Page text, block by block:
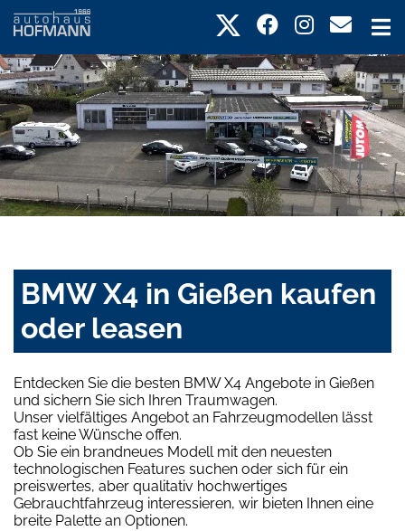
BMW X4 in Gießen kaufen
oder leasen
Entdecken Sie die besten BMW X4 Angebote in Gießen
und sichern Sie sich Ihren Traumwagen.
Unser vielfältiges Angebot an Fahrzeugmodellen lässt
fast keine Wünsche offen.
Ob Sie ein brandneues Modell mit den neuesten
technologischen Features suchen oder sich für ein
preiswertes, aber qualitativ hochwertiges
Gebrauchtfahrzeug interessieren, wir bieten Ihnen eine
breite Palette an Optionen.